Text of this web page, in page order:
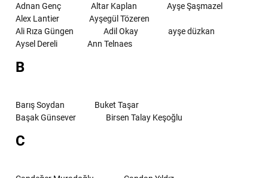
Adnan Genç
Altar Kaplan
Ayşe Şaşmazel
Alex Lantier
Ayşegül Tözeren
Ali Rıza Güngen
Adil Okay
ayşe düzkan
Aysel Dereli
Ann Telnaes
B
Barış Soydan
Buket Taşar
Başak Günsever
Birsen Talay Keşoğlu
C